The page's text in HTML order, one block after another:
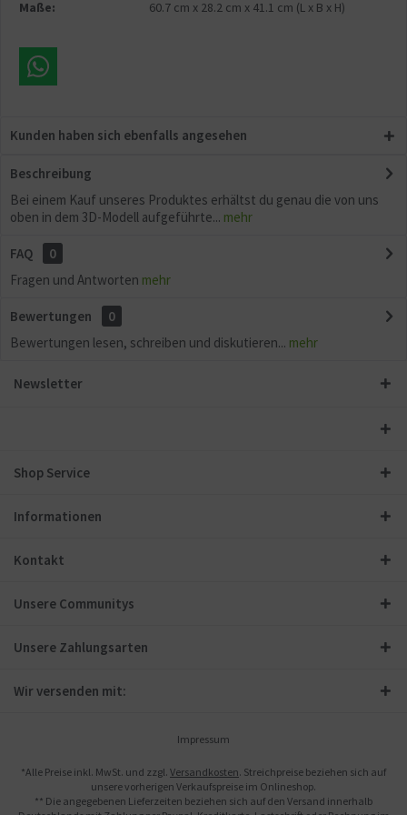
Maße:
60.7 cm x 28.2 cm x 41.1 cm (L x B x H)
Kunden haben sich ebenfalls angesehen
Beschreibung
Bei einem Kauf unseres Produktes erhältst du genau die von uns
oben in dem 3D-Modell aufgeführte... mehr
FAQ
0
Fragen und Antworten mehr
Bewertungen
0
Bewertungen lesen, schreiben und diskutieren... mehr
Newsletter
Shop Service
Informationen
Kontakt
Unsere Communitys
Unsere Zahlungsarten
Wir versenden mit:
Impressum
*Alle Preise inkl. MwSt. und zzgl. Versandkosten. Streichpreise beziehen sich auf
unsere vorherigen Verkaufspreise im Onlineshop.
** Die angegebenen Lieferzeiten beziehen sich auf den Versand innerhalb